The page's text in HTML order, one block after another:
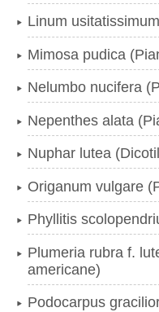
Linum
Mimosa pudica
Nelumbo nucifera
Nepenthes alata
Nuphar lutea
Origanum vulgare
Phyllitis
Plumeria rubra f.
americane)
Podocarpus